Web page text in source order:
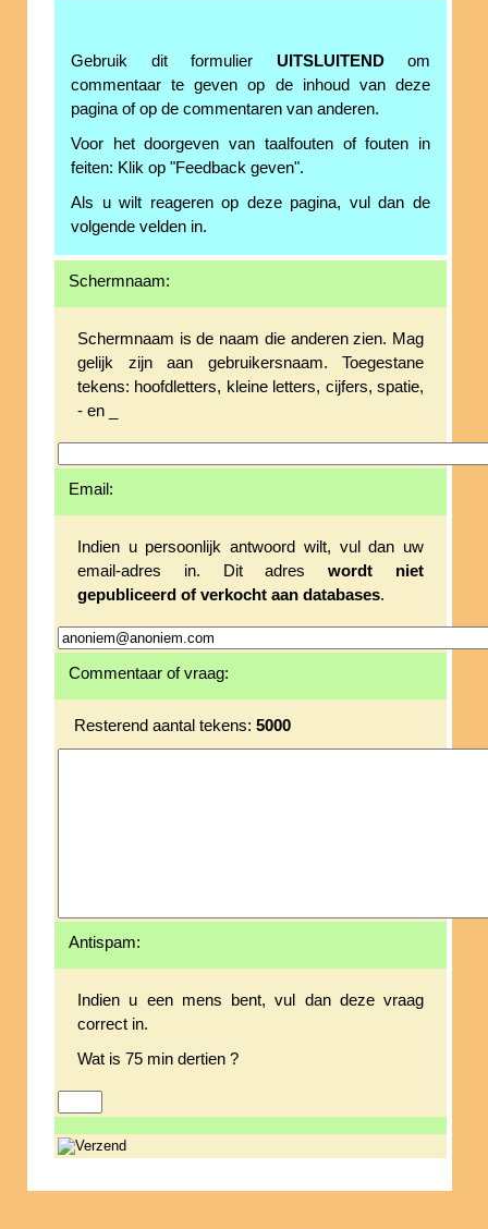
Gebruik dit formulier UITSLUITENDom
commentaar te geven op de inhoud van deze
pagina of op de commentaren van anderen.
Voor het doorgeven van taalfouten of fouten in
feiten: Klik op "Feedback geven".
Als u wilt reageren op deze pagina, vul dan de
volgende velden in.
Schermnaam:
Schermnaam is de naam die anderen zien. Mag
gelijk zijn aan gebruikersnaam. Toegestane
tekens: hoofdletters, kleine letters, cijfers, spatie,
- en _
Email:
Indien u persoonlijk antwoord wilt, vul dan uw
email-adres in. Dit adreswordt niet
gepubliceerd of verkocht aan databases.
Commentaar of vraag:
Resterend aantal tekens: 5000
Antispam:
Indien u een mens bent, vul dan deze vraag
correct in.
Wat is 75 min dertien ?